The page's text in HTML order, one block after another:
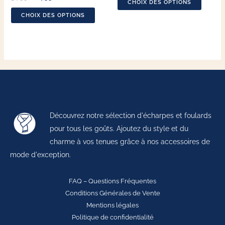
CHOIX DES OPTIONS
la
page
CHOIX DES OPTIONS
la
Découvrez notre sélection d'écharpes et foulards
pour tous les goûts. Ajoutez du style et du
charme à vos tenues grâce à nos accessoires de
mode d'exception.
FAQ – Questions Fréquentes
Conditions Générales de Vente
Mentions légales
Politique de confidentialité